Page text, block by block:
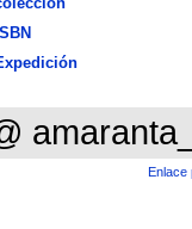
ISBN
Enlace